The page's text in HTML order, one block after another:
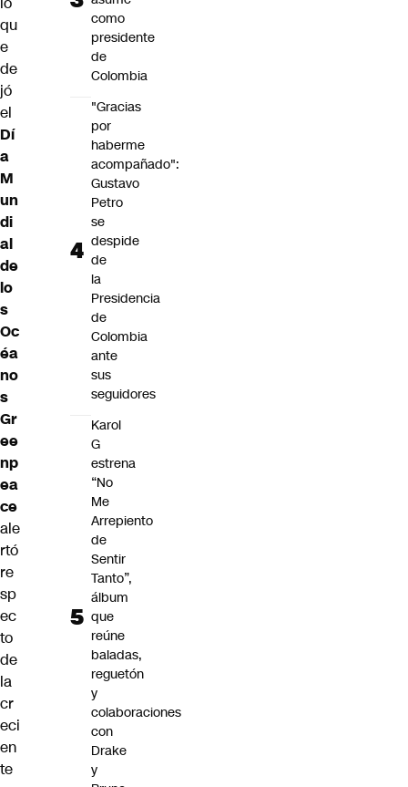
qu
e
de
jó
el
Dí
a
M
un
di
al
de
lo
s
Oc
éa
no
s
Gr
ee
np
ea
ce
ale
rtó
re
sp
ec
to
de
la
cr
eci
en
te
como
presidente
de
Colombia
"Gracias
por
haberme
acompañado":
Gustavo
Petro
se
despide
de
la
Presidencia
de
Colombia
ante
sus
seguidores
Karol
G
estrena
“No
Me
Arrepiento
de
Sentir
Tanto”,
álbum
que
reúne
baladas,
reguetón
y
colaboraciones
con
Drake
y